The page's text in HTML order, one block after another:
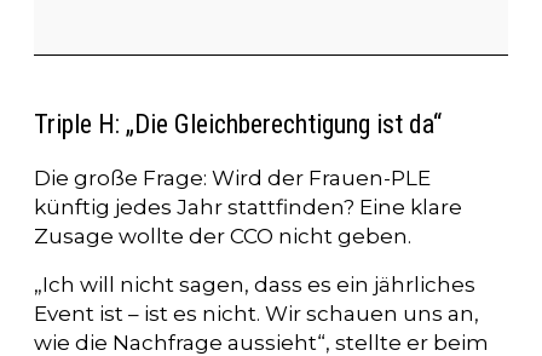
Triple H: „Die Gleichberechtigung ist da“
Die große Frage: Wird der Frauen-PLE
künftig jedes Jahr stattfinden? Eine klare
Zusage wollte der CCO nicht geben.
„Ich will nicht sagen, dass es ein jährliches
Event ist – ist es nicht. Wir schauen uns an,
wie die Nachfrage aussieht“, stellte er beim